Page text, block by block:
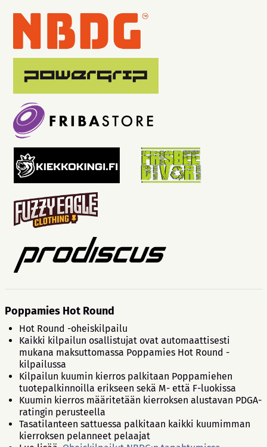
Poppamies Hot Round
Hot Round -oheiskilpailu
Kaikki kilpailun osallistujat ovat automaattisesti
mukana maksuttomassa Poppamies Hot Round -
kilpailussa
Kilpailun kuumin kierros palkitaan Poppamiehen
tuotepalkinnoilla erikseen sekä M- että F-luokissa
Kuumin kierros määritetään kierroksen alustavan PDGA-
ratingin perusteella
Tasatilanteen sattuessa palkitaan kaikki kuumimman
kierroksen pelanneet pelaajat